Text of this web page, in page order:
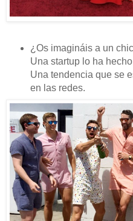
¿Os imagináis a un
Una startup lo ha
Una tendencia que se
en las redes.